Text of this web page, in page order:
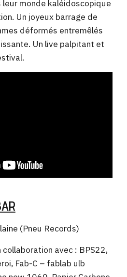
monde kaléidoscopique
Un joyeux barrage de
déformés entremêlés
Un live palpitant et
(Pneu Records)
avec : BPS22,
Fab-C – fablab ulb